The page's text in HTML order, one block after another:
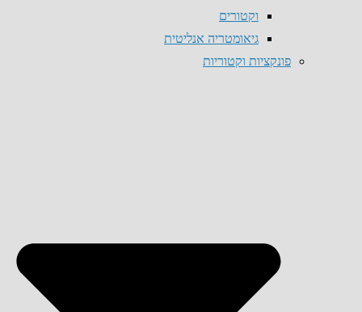
וקטורים
גיאומטריה אנליטית
פונקציות וקטוריות